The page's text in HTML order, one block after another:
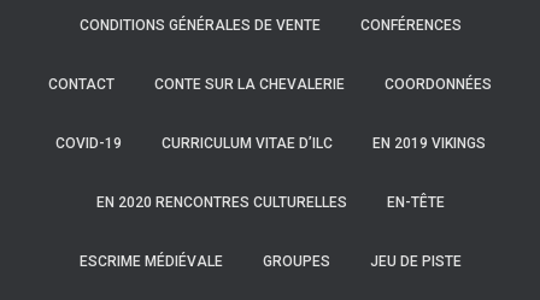
CONDITIONS GÉNÉRALES DE VENTE CONFÉRENCES
CONTACT CONTE SUR LA CHEVALERIE COORDONNÉES
COVID-19 CURRICULUM VITAE D’ILC EN 2019 VIKINGS
EN 2020 RENCONTRES CULTURELLES EN-TÊTE
ESCRIME MÉDIÉVALE GROUPES JEU DE PISTE